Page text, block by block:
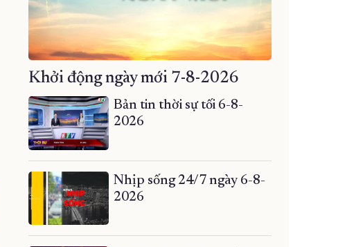
Khởi động ngày mới 7-8-2026
Bản tin thời sự tối 6-8-
2026
Nhịp sống 24/7 ngày 6-8-
2026